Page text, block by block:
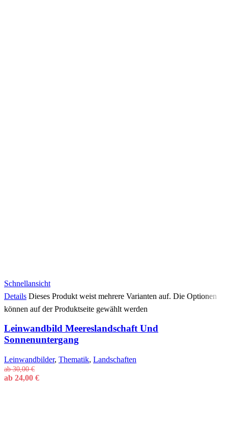
Schnellansicht
Details Dieses Produkt weist mehrere Varianten auf. Die Optionen
können auf der Produktseite gewählt werden
Leinwandbild Meereslandschaft Und
Sonnenuntergang
Leinwandbilder, Thematik, Landschaften
ab30,00€
ab 24,00 €